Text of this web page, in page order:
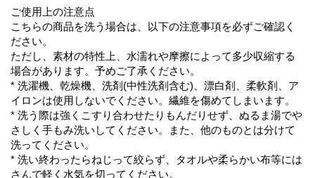
ご使用上の注意点
こちらの商品を洗う場合は、以下の注意事項を必ずご確認く
ださい。
ただし、素材の特性上、水濡れや摩擦によって多少収縮する
場合があります。予めご了承ください。
* 洗濯機、乾燥機、洗剤(中性洗剤含む)、漂白剤、柔軟剤、ア
イロンは使用しないでください。繊維を傷めてしまいます。
* 洗う際は強くこすり合わせたりもんだりせず、ぬるま湯でや
さしく手もみ洗いしてください。また、他のものとは分けて
洗ってください。
* 洗い終わったらねじって絞らず、タオルや柔らかい布等には
さんで軽く水気を切ってください。